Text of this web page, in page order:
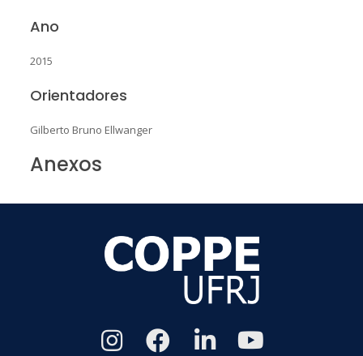
Ano
2015
Orientadores
Gilberto Bruno Ellwanger
Anexos